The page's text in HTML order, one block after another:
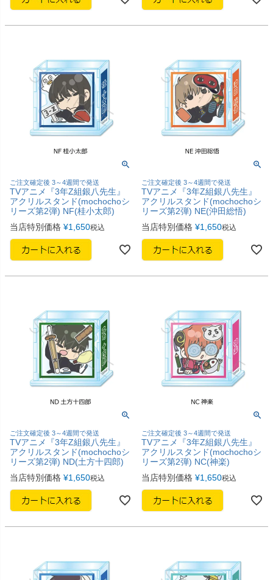
ご注文確定後 3～4週間で発送
TVアニメ『3年Z組銀八先生』
アクリルスタンド(mochochoシ
リーズ第2弾) NF(桂小太郎)
当店特別価格 ¥1,650税込
ご注文確定後 3～4週間で発送
TVアニメ『3年Z組銀八先生』
アクリルスタンド(mochochoシ
リーズ第2弾) NE(沖田総悟)
当店特別価格 ¥1,650税込
ご注文確定後 3～4週間で発送
TVアニメ『3年Z組銀八先生』
アクリルスタンド(mochochoシ
リーズ第2弾) ND(土方十四郎)
当店特別価格 ¥1,650税込
ご注文確定後 3～4週間で発送
TVアニメ『3年Z組銀八先生』
アクリルスタンド(mochochoシ
リーズ第2弾) NC(神楽)
当店特別価格 ¥1,650税込